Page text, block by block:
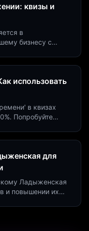
квизы и
в
бизнесу с
использовать
в квизах
Попробуйте
для
Ладыженская
и повышении их